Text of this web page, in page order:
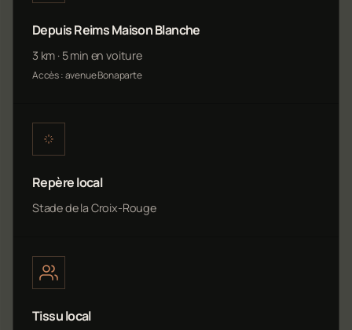
Depuis Reims Maison Blanche
3 km · 5 min en voiture
Accès : avenue Bonaparte
Repère local
Stade de la Croix-Rouge
Tissu local